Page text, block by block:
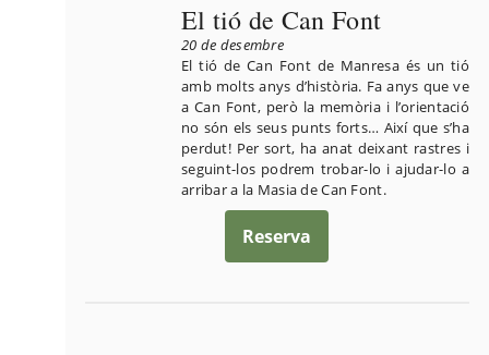
El tió de Can Font
20 de desembre
El tió de Can Font de Manresa és un tió
amb molts anys d’història. Fa anys que ve
a Can Font, però la memòria i l’orientació
no són els seus punts forts… Així que s’ha
perdut! Per sort, ha anat deixant rastres i
seguint-los podrem trobar-lo i ajudar-lo a
arribar a la Masia de Can Font.
Reserva